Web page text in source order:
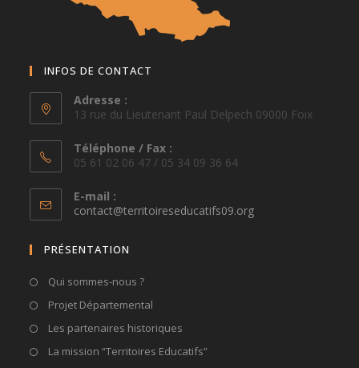
INFOS DE CONTACT
Adresse :
13 rue du Lieutenant Paul Delpech 09000 Foix
Téléphone / Fax :
05 61 02 06 47 / 05 34 09 36 64
E-mail :
contact@territoireseducatifs09.orgS’ouvre
PRÉSENTATION
Qui sommes-nous ?
Projet Départemental
Les partenaires historiques
La mission “Territoires Educatifs”